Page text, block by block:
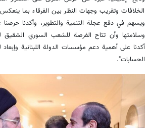
الخلافات وتقريب وجهات النظر بين الفرقاء بما ينعكس
ويسهم في دفع عجلة التنمية والتطوير، وأكدنا
وسلامتها وأن تتاح الفرصة للشعب السوري الشقيق
أكدنا على أهمية دعم مؤسسات الدولة اللبنانية
الحسابات".